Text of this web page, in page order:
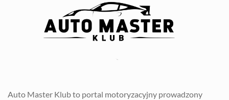
Auto Master Klub to portal motoryzacyjny prowadzony